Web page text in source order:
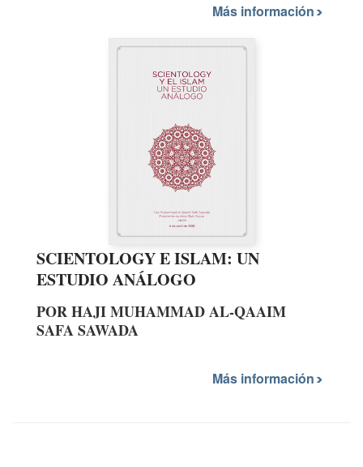
Más información
SCIENTOLOGY E ISLAM: UN
ESTUDIO ANÁLOGO
POR HAJI MUHAMMAD AL-QAAIM
SAFA SAWADA
Más información